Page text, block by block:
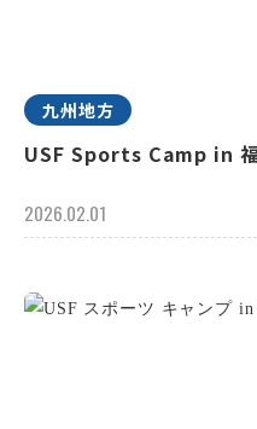
九州地方
USF Sports Camp in
2026.02.01